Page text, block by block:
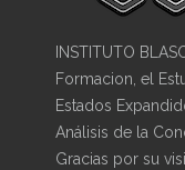
INSTITUTO
Formacion, el
Estados
Análisis de la
Gracias por su